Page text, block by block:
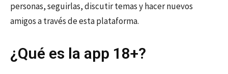
personas, seguirlas, discutir temas y hacer nuevos
amigos a través de esta plataforma.
¿Qué es la app 18+?